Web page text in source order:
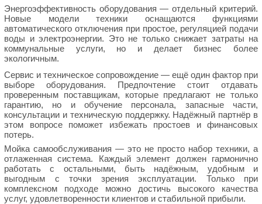
Энергоэффективность оборудования — отдельный критерий.
Новые модели техники оснащаются функциями
автоматического отключения при простое, регуляцией подачи
воды и электроэнергии. Это не только снижает затраты на
коммунальные услуги, но и делает бизнес более
экологичным.
Сервис и техническое сопровождение — ещё один фактор при
выборе оборудования. Предпочтение стоит отдавать
проверенным поставщикам, которые предлагают не только
гарантию, но и обучение персонала, запасные части,
консультации и техническую поддержку. Надёжный партнёр в
этом вопросе поможет избежать простоев и финансовых
потерь.
Мойка самообслуживания — это не просто набор техники, а
отлаженная система. Каждый элемент должен гармонично
работать с остальными, быть надёжным, удобным и
выгодным с точки зрения эксплуатации. Только при
комплексном подходе можно достичь высокого качества
услуг, удовлетворенности клиентов и стабильной прибыли.